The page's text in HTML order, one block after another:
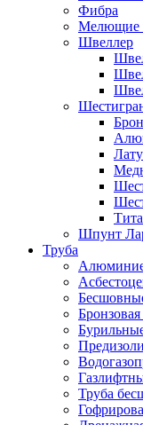
Фибра
Мелющие
Швеллер
Шпунт
Труба
Бронзовая
Труба